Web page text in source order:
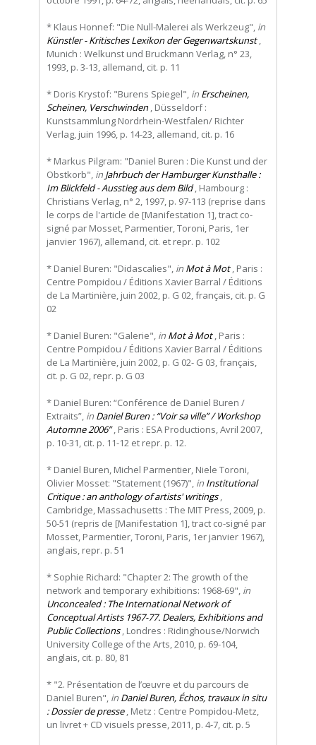
* Klaus Honnef: "Die Null-Malerei als Werkzeug", in
Künstler - Kritisches Lexikon der Gegenwartskunst,
Munich : Welkunst und Bruckmann Verlag, n° 23,
1993, p. 3-13, allemand, cit. p. 11
* Doris Krystof: "Burens Spiegel", in Erscheinen,
Scheinen, Verschwinden, Düsseldorf :
Kunstsammlung Nordrhein-Westfalen/ Richter
Verlag, juin 1996, p. 14-23, allemand, cit. p. 16
* Markus Pilgram: "Daniel Buren : Die Kunst und der
Obstkorb", in Jahrbuch der Hamburger Kunsthalle :
Im Blickfeld - Ausstieg aus dem Bild, Hambourg :
Christians Verlag, n° 2, 1997, p. 97-113 (reprise dans
le corps de l'article de [Manifestation 1], tract co-
signé par Mosset, Parmentier, Toroni, Paris, 1er
janvier 1967), allemand, cit. et repr. p. 102
* Daniel Buren: "Didascalies", in Mot à Mot, Paris :
Centre Pompidou / Éditions Xavier Barral / Éditions
de La Martinière, juin 2002, p. G 02, français, cit. p. G
02
* Daniel Buren: "Galerie", in Mot à Mot, Paris :
Centre Pompidou / Éditions Xavier Barral / Éditions
de La Martinière, juin 2002, p. G 02- G 03, français,
cit. p. G 02, repr. p. G 03
* Daniel Buren: “Conférence de Daniel Buren /
Extraits”, in Daniel Buren : “Voir sa ville” / Workshop
Automne 2006”, Paris : ESA Productions, Avril 2007,
p. 10-31, cit. p. 11-12 et repr. p. 12.
* Daniel Buren, Michel Parmentier, Niele Toroni,
Olivier Mosset: "Statement (1967)", in Institutional
Critique : an anthology of artists' writings,
Cambridge, Massachusetts : The MIT Press, 2009, p.
50-51 (repris de [Manifestation 1], tract co-signé par
Mosset, Parmentier, Toroni, Paris, 1er janvier 1967),
anglais, repr. p. 51
* Sophie Richard: "Chapter 2: The growth of the
network and temporary exhibitions: 1968-69", in
Unconcealed : The International Network of
Conceptual Artists 1967-77. Dealers, Exhibitions and
Public Collections, Londres : Ridinghouse/Norwich
University College of the Arts, 2010, p. 69-104,
anglais, cit. p. 80, 81
* "2. Présentation de l’œuvre et du parcours de
Daniel Buren", in Daniel Buren, Échos, travaux in situ
: Dossier de presse, Metz : Centre Pompidou-Metz,
un livret + CD visuels presse, 2011, p. 4-7, cit. p. 5